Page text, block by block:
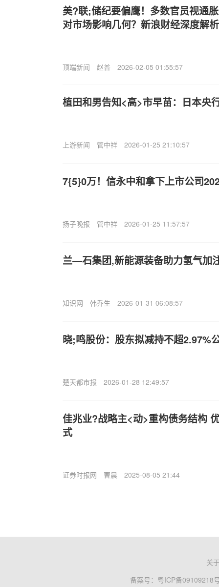
美?联;储纪要偏鹰！多数官员视通
对市场影响几何？新浪财经深度解析
顶端新闻 赵普 2026-02-05 01:55:57
植田和男告知<高>市早苗：日本央
上游新闻 管中祥 2026-01-25 21:10:57
7{5}0万！信永中和拿下上市公司
扬子晚报 管中祥 2026-01-25 11:57:57
兰—石集团,新能源装备助力氢气加
知识网 韩乔生 2026-01-31 06:08:57
晓;鸣股份：股东拟减持不超2.97%
楚天都市报 2026-01-28 12:49:57
佳兆业?战略主<动>重构债务结构
式
证券时报网 曹晨 2025-08-05 21:44
关
备案号： 粤ICP备09109218